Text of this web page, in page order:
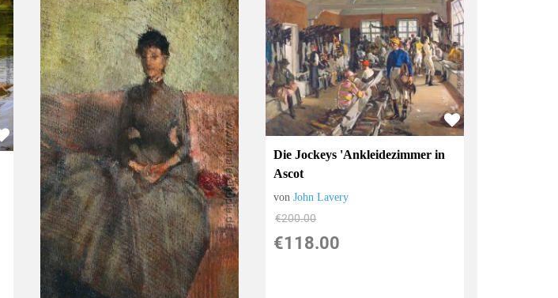
Die Jockeys 'Ankleidezimmer in
Ascot
vonJohn Lavery
€200.00
€118.00